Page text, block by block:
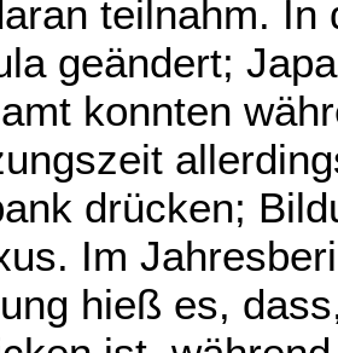
teilnahm. In
geändert;
konnten
drücken;
Im
hieß es,